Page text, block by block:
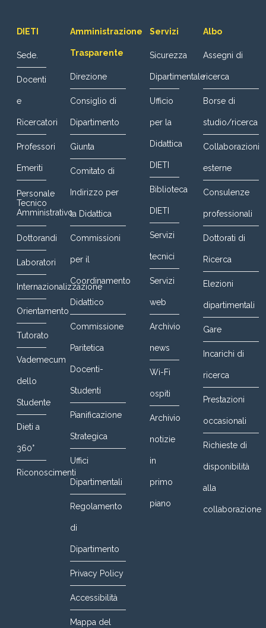
DIETI
Sede.
Docenti
e
Ricercatori
Professori
Emeriti
Personale
Tecnico
Amministrativo
Dottorandi
Laboratori
Internazionalizzazione
Orientamento
Tutorato
Vademecum
dello
Studente
Dieti a
360°
Riconoscimenti
Amministrazione
Trasparente
Direzione
Consiglio di
Dipartimento
Giunta
Comitato di
Indirizzo per
la Didattica
Commissioni
per il
Coordinamento
Didattico
Commissione
Paritetica
Docenti-
Studenti
Pianificazione
Strategica
Uffici
Dipartimentali
Regolamento
di
Dipartimento
Privacy Policy
Accessibilità
Mappa del
Servizi
Sicurezza
Dipartimentale
Ufficio
per la
Didattica
DIETI
Biblioteca
DIETI
Servizi
tecnici
Servizi
web
Archivio
news
Wi-Fi
ospiti
Archivio
notizie
in
primo
piano
Albo
Assegni di
ricerca
Borse di
studio/ricerca
Collaborazioni
esterne
Consulenze
professionali
Dottorati di
Ricerca
Elezioni
dipartimentali
Gare
Incarichi di
ricerca
Prestazioni
occasionali
Richieste di
disponibilità
alla
collaborazione